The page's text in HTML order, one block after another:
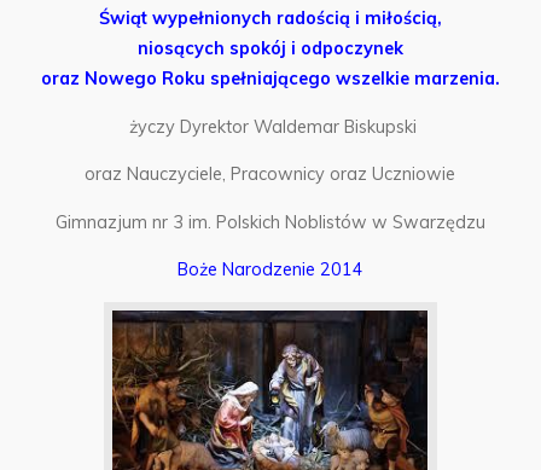
Świąt wypełnionych radością i miłością,
niosących spokój i odpoczynek
oraz Nowego Roku spełniającego wszelkie marzenia.
życzy Dyrektor Waldemar Biskupski
oraz Nauczyciele, Pracownicy oraz Uczniowie
Gimnazjum nr 3 im. Polskich Noblistów w Swarzędzu
Boże Narodzenie 2014